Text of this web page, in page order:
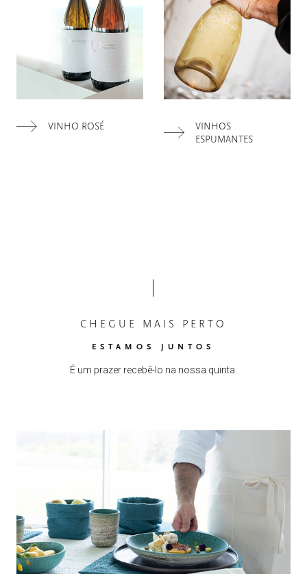
00 HOME
VINHO ROSÉ
VINHOS
ESPUMANTES
CHEGUE MAIS PERTO
ESTAMOS JUNTOS
É um prazer recebê-lo na nossa quinta.